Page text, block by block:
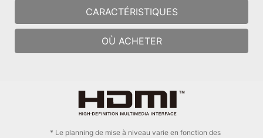
CARACTÉRISTIQUES
OÙ ACHETER
* Le planning de mise à niveau varie en fonction des